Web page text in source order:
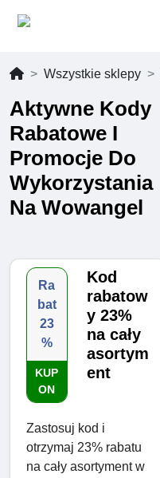
Wszystkie sklepy
Aktywne Kody
Rabatowe I
Promocje Do
Wykorzystania
Na Wowangel
Ra
bat
23
%
KUP
ON
Kod
rabatow
y 23%
na cały
asortym
ent
Zastosuj kod i
otrzymaj 23% rabatu
na cały asortyment w